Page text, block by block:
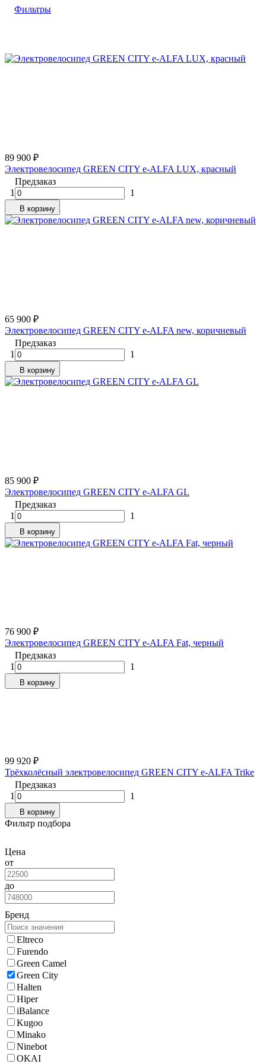
Фильтры
89 900 ₽
Электровелосипед GREEN CITY e-ALFA LUX, красный
Предзаказ
1
1
В корзину
65 900 ₽
Электровелосипед GREEN CITY e-ALFA new, коричневый
Предзаказ
1
1
В корзину
85 900 ₽
Электровелосипед GREEN CITY e-ALFA GL
Предзаказ
1
1
В корзину
76 900 ₽
Электровелосипед GREEN CITY e-ALFA Fat, черный
Предзаказ
1
1
В корзину
99 920 ₽
Трёхколёсный электровелосипед GREEN CITY e-ALFA Trike
Предзаказ
1
1
В корзину
Фильтр подбора
Цена
от
до
Бренд
Eltreco
Furendo
Green Camel
Green City
Halten
Hiper
iBalance
Kugoo
Minako
Ninebot
OKAI